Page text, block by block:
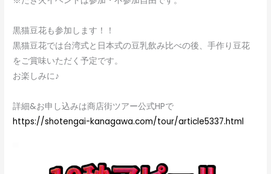
黒猫豆花も参加します！！
黒猫豆花では台湾式と日本式の豆乳飲み比べの後、手作り豆花
をご賞味いただく予定です。
お楽しみに♪
詳細&お申し込みは商店街ツアー公式HPで
https://shotengai-kanagawa.com/tour/article5337.html